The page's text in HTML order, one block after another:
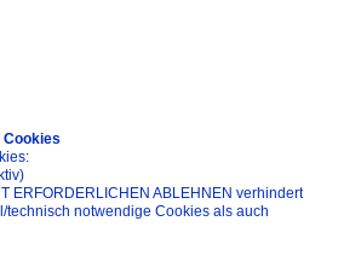
Cookies
ERFORDERLICHEN ABLEHNEN verhindert
notwendige Cookies als auch